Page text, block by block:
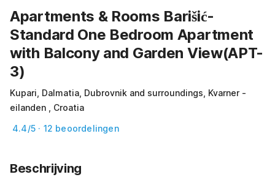
Apartments & Rooms Barišić-
Standard One Bedroom Apartment
with Balcony and Garden View(APT-
3)
Kupari, Dalmatia, Dubrovnik and surroundings, Kvarner -
eilanden , Croatia
4.4/5 · 12 beoordelingen
Beschrijving